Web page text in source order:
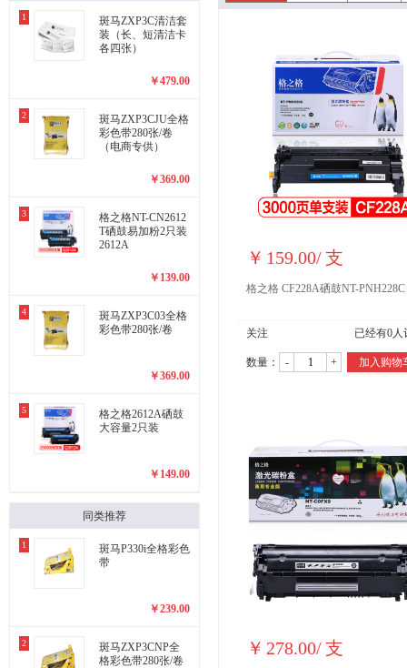
1
斑马ZXP3C清洁套
装（长、短清洁卡
各四张）
￥479.00
2
斑马ZXP3CJU全格
彩色带280张/卷
（电商专供）
￥369.00
3
格之格NT-CN2612
T硒鼓易加粉2只装
2612A
￥ 139.00
4
斑马ZXP3C03全格
彩色带280张/卷
￥369.00
5
格之格2612A硒鼓
大容量2只装
￥ 149.00
同类推荐
1
斑马P330i全格彩色
带
￥239.00
2
斑马ZXP3CNP全
格彩色带280张/卷
￥ 159.00/支
格之格 CF228A硒鼓NT-PNH228C
关注 已经有0人
数量： - + 加入购物
￥ 278.00/支